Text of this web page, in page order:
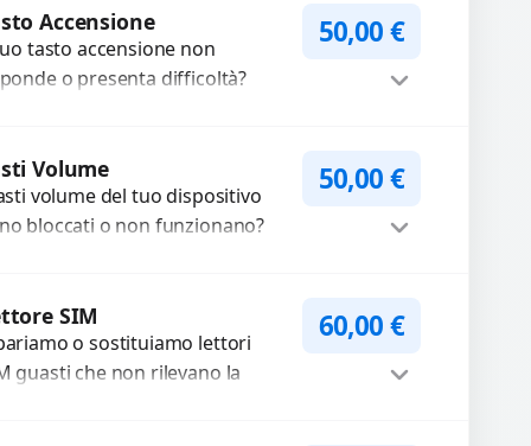
per 3...
Accensione
tasto accensione non
o presenta difficoltà?
utilizzando
di...
50,00€
Volume
volume del tuo dispositivo
bloccati o non funzionano?
50,00€
SIM
o sostituiamo lettori
guasti che non rilevano la
60,00€